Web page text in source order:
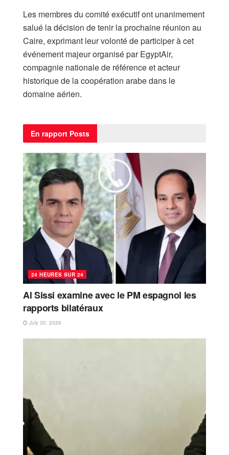
Les membres du comité exécutif ont unanimement
salué la décision de tenir la prochaine réunion au
Caire, exprimant leur volonté de participer à cet
événement majeur organisé par EgyptAir,
compagnie nationale de référence et acteur
historique de la coopération arabe dans le
domaine aérien.
En rapport Posts
24 HEURES SUR 24
Al Sissi examine avec le PM espagnol les
rapports bilatéraux
July 30, 2026